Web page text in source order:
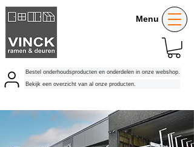
Bekijk een overzicht van al onze producten.
Bestel onderhoudsproducten en onderdelen in onze webshop.
Menu